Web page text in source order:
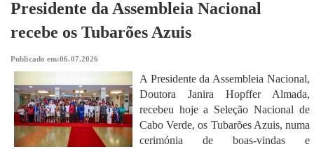
Presidente da Assembleia Nacional
recebe os Tubarões Azuis
Publicado em:06.07.2026
A Presidente da Assembleia Nacional,
Doutora Janira Hopffer Almada,
recebeu hoje a Seleção Nacional de
Cabo Verde, os Tubarões Azuis, numa
cerimónia de boas-vindas e